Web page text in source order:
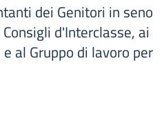
dei Genitori in seno
d'Interclasse, ai
al Gruppo di lavoro per